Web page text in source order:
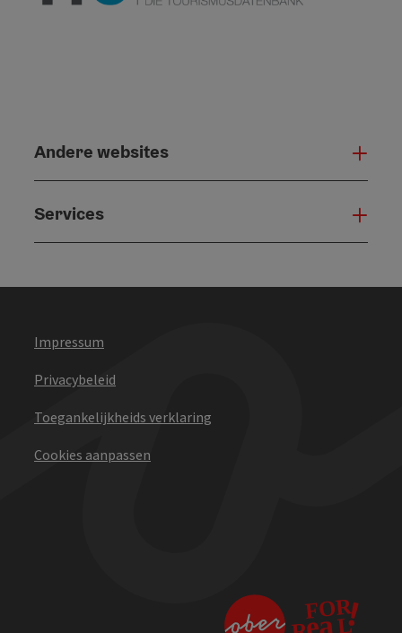
Andere websites
Services
Impressum
Privacybeleid
Toegankelijkheids verklaring
Cookies aanpassen